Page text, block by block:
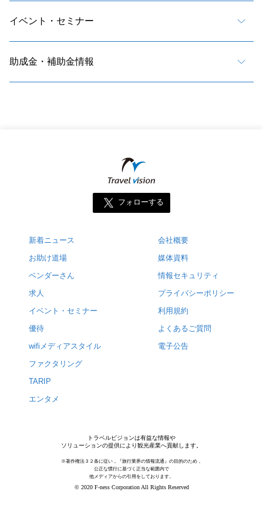
イベント・セミナー
助成金・補助金情報
フォローする
新着ニュース
お助け道場
ベンダーさん
求人
イベント・セミナー
優待
wifiメディアスタイル
ファクタリング
TARIP
エンタメ
会社概要
媒体資料
情報セキュリティ
プライバシーポリシー
利用規約
よくあるご質問
電子公告
トラベルビジョンは有益な情報や
ソリューションの提供により観光産業へ貢献します。
※著作権法３２条に従い，『旅行業界の情報流通』の目的のため，
公正な慣行に基づく正当な範囲内で
他メディアからの引用をしております。
© 2020 F-ness Corporation All Rights Reserved